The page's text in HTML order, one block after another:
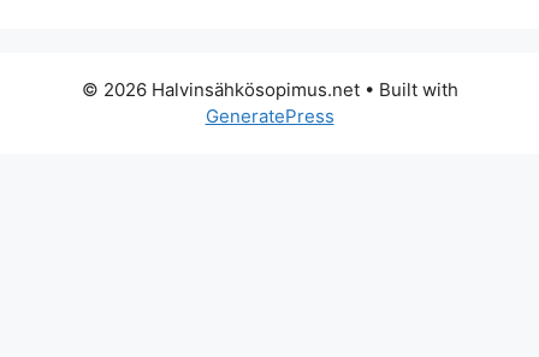
© 2026 Halvinsähkösopimus.net• Built with
GeneratePress